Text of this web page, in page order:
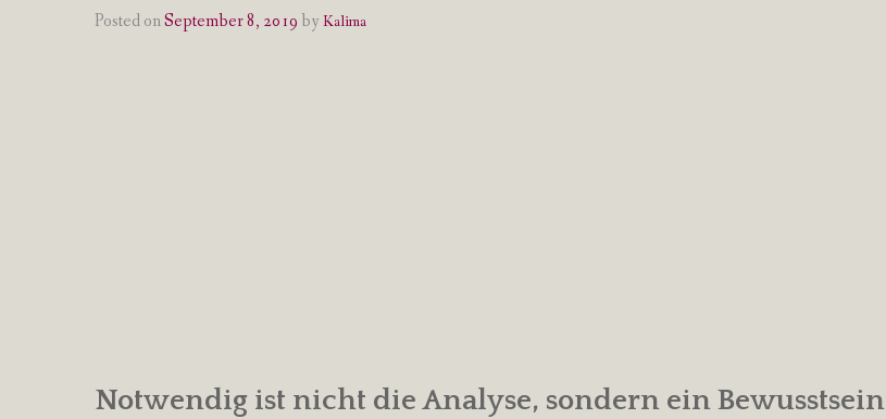
Posted onSeptember 8, 2019 by Kalima
Notwendig ist nicht die Analyse, sondern ein Bewusstsein